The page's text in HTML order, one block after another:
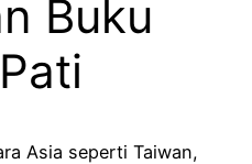
Buku
Asia seperti Taiwan,